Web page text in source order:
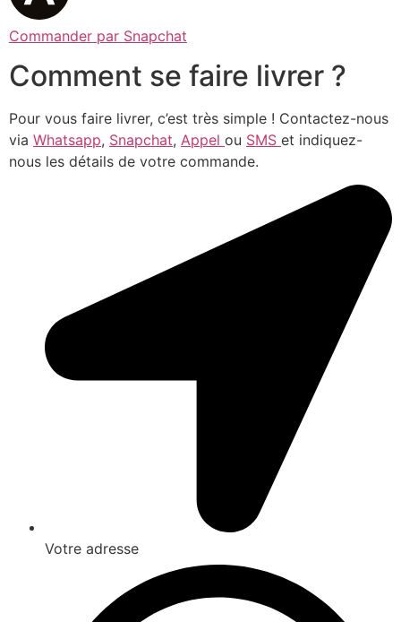
Commander par Snapchat
Comment se faire livrer ?
Pour vous faire livrer, c’est très simple ! Contactez-nous
via Whatsapp, Snapchat, Appel ou SMS et indiquez-
nous les détails de votre commande.
Votre adresse